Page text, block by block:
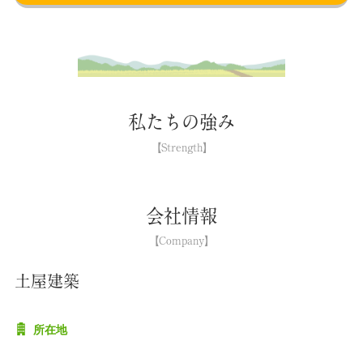
私たちの強み
会社情報
土屋建築
所在地